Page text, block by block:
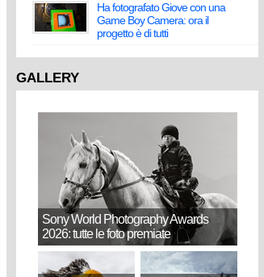
Ha fotografato Giove con una
Game Boy Camera: ora il
progetto è di tutti
GALLERY
Sony World Photography Awards
2026: tutte le foto premiate